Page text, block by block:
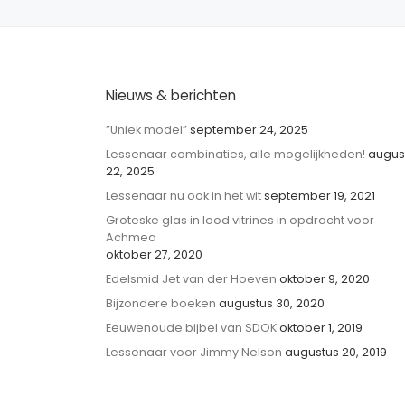
Nieuws & berichten
”Uniek model”september 24, 2025
Lessenaar combinaties, alle mogelijkheden!
22, 2025
Lessenaar nu ook in het witseptember 19, 2021
Groteske glas in lood vitrines in opdracht voor
Achmea
oktober 27, 2020
Edelsmid Jet van der Hoeven oktober 9, 2020
Bijzondere boeken augustus 30, 2020
Eeuwenoude bijbel van SDOKoktober 1, 2019
Lessenaar voor Jimmy Nelson augustus 20, 2019